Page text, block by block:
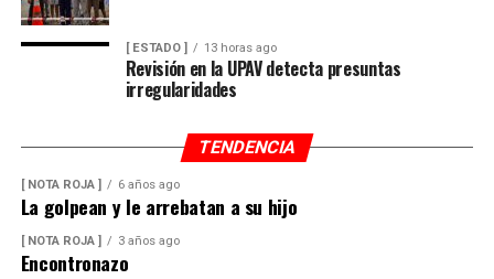
[ ESTADO ] 13 horas ago
Revisión en la UPAV detecta presuntas
irregularidades
TENDENCIA
[ NOTA ROJA ] 6 años ago
La golpean y le arrebatan a su hijo
[ NOTA ROJA ] 3 años ago
Encontronazo